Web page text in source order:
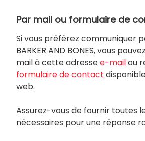
Par mail ou formulaire de
Si vous préférez communiquer
BARKER AND BONES, vous
mail à cette adressee-mailou
formulaire de contact
web.
Assurez-vous de fournir toutes
nécessaires pour une réponse